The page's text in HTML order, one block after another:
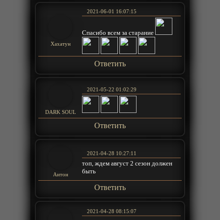
Хахатун
2021-06-01 16:07:15
Спасибо всем за старание
Ответить
DARK SOUL
2021-05-22 01:02:29
Ответить
Антон
2021-04-28 10:27:11
топ, ждем август 2 сезон должен
быть
Ответить
2021-04-28 08:15:07